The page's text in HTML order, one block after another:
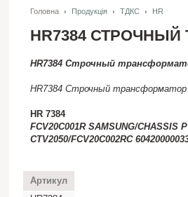
Головна Продукція ТДКС HR
HR7384
HR7384 Строчный
HR7384 Строчный трансформатор
HR 7384
FCV20C001R SAMSUNG/CHASSIS
CTV2050/FCV20C002RC
Артикул